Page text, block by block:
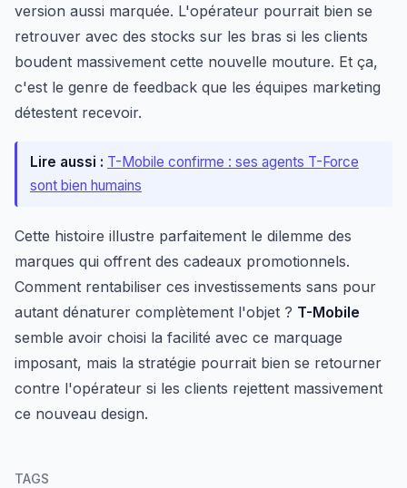
version aussi marquée. L'opérateur pourrait bien se
retrouver avec des stocks sur les bras si les clients
boudent massivement cette nouvelle mouture. Et ça,
c'est le genre de feedback que les équipes marketing
détestent recevoir.
Lire aussi : T-Mobile confirme : ses agents T-Force
sont bien humains
Cette histoire illustre parfaitement le dilemme des
marques qui offrent des cadeaux promotionnels.
Comment rentabiliser ces investissements sans pour
autant dénaturer complètement l'objet ? T-Mobile
semble avoir choisi la facilité avec ce marquage
imposant, mais la stratégie pourrait bien se retourner
contre l'opérateur si les clients rejettent massivement
ce nouveau design.
TAGS